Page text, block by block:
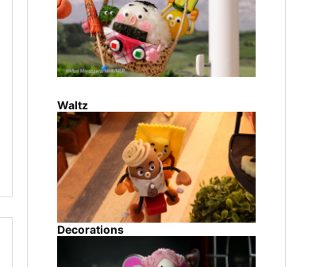
Waltz
Decorations